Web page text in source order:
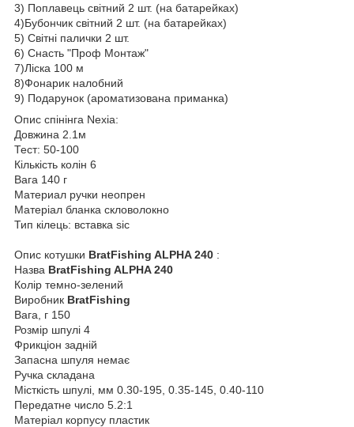
3) Поплавець світний 2 шт. (на батарейках)
4)Бубончик світний 2 шт. (на батарейках)
5) Світні палички 2 шт.
6) Снасть "Проф Монтаж"
7)Ліска 100 м
8)Фонарик налобний
9) Подарунок (ароматизована приманка)
Опис спінінга Nexia:
Довжина 2.1м
Тест: 50-100
Кількість колін 6
Вага 140 г
Материал ручки неопрен
Матеріал бланка скловолокно
Тип кілець: вставка sic
Опис котушки BratFishing ALPHA 240 :
Назва BratFishing ALPHA 240
Колір темно-зелений
Виробник BratFishing
Вага, г 150
Розмір шпулі 4
Фрикціон задній
Запасна шпуля немає
Ручка складана
Місткість шпулі, мм 0.30-195, 0.35-145, 0.40-110
Передатне число 5.2:1
Матеріал корпусу пластик